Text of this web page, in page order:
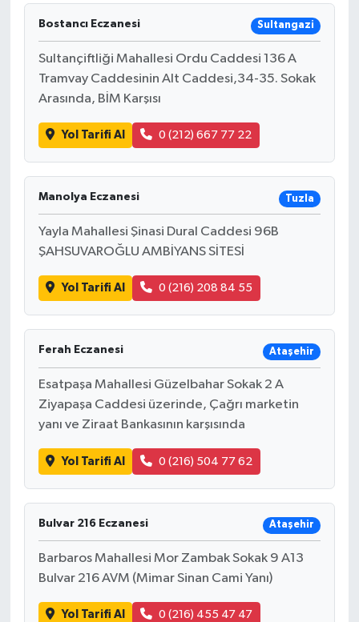
Bostancı Eczanesi Sultangazi
Sultançiftliği Mahallesi Ordu Caddesi 136 A
Tramvay Caddesinin Alt Caddesi,34-35. Sokak
Arasında, BİM Karşısı
Yol Tarifi Al 0 (212) 667 77 22
Manolya Eczanesi Tuzla
Yayla Mahallesi Şinasi Dural Caddesi 96B
ŞAHSUVAROĞLU AMBİYANS SİTESİ
Yol Tarifi Al 0 (216) 208 84 55
Ferah Eczanesi Ataşehir
Esatpaşa Mahallesi Güzelbahar Sokak 2 A
Ziyapaşa Caddesi üzerinde, Çağrı marketin
yanı ve Ziraat Bankasının karşısında
Yol Tarifi Al 0 (216) 504 77 62
Bulvar 216 Eczanesi Ataşehir
Barbaros Mahallesi Mor Zambak Sokak 9 A13
Bulvar 216 AVM (Mimar Sinan Cami Yanı)
Yol Tarifi Al 0 (216) 455 47 47